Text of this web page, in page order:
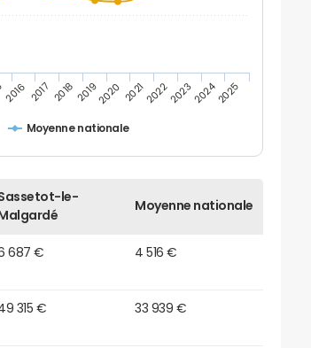
Moyenne nationale
2016 2017 201820192020 20212022202320242025
le-
Malgardé
Moyenne nationale
687 € 4 516 €
315 € 33 939 €